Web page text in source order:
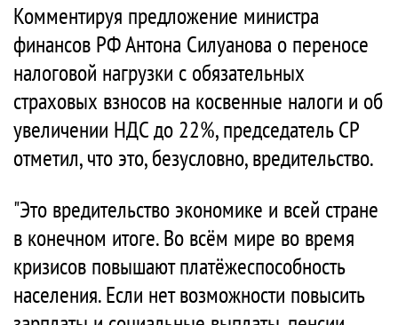
Комментируя предложение министра
финансов РФ Антона Силуанова о переносе
налоговой нагрузки с обязательных
страховых взносов на косвенные налоги и об
увеличении НДС до 22%, председатель СР
отметил, что это, безусловно, вредительство.
"Это вредительство экономике и всей стране
в конечном итоге. Во всём мире во время
кризисов повышают платёжеспособность
населения. Если нет возможности повысить